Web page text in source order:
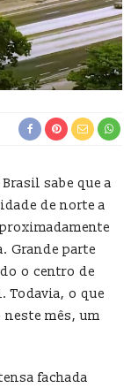
sabe que a
de norte a
Grande parte
o centro de
Todavia, o que
mês, um
fachada